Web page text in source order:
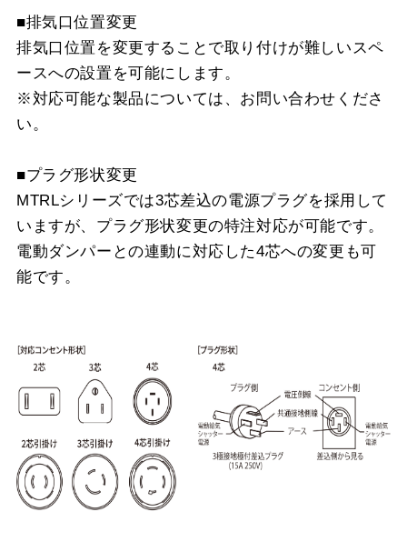
■排気口位置変更
排気口位置を変更することで取り付けが難しいスペ
ースへの設置を可能にします。
※対応可能な製品については、お問い合わせくださ
い。
■プラグ形状変更
MTRLシリーズでは3芯差込の電源プラグを採用して
いますが、プラグ形状変更の特注対応が可能です。
電動ダンパーとの連動に対応した4芯への変更も可
能です。